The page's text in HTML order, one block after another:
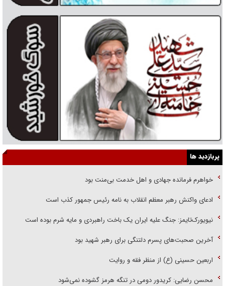
پربازدید ها
خواهرم فرمانده جهادی و اهل خدمت بی‌منت بود
ادعای واکنش رهبر معظم انقلاب به نامه رئیس جمهور کذب است
نیویورک‌تایمز: جنگ علیه ایران یک باخت راهبردی و مایه شرم بوده است
آخرین صحبت‌های پسرم دلتنگی برای رهبر شهید بود
اربعین حسینی (ع) از منظر فقه و روایت
محسن رضایی: کریدور دومی در تنگه هرمز گشوده نمی‌شود